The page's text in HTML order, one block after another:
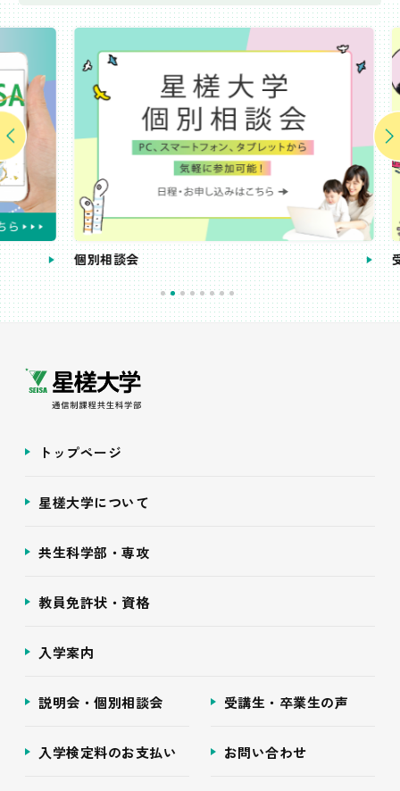
個別相談会 受講
トップページ
星槎大学について
共生科学部・専攻
教員免許状・資格
入学案内
説明会・個別相談会 受講生・卒業生の声
入学検定料のお支払い お問い合わせ